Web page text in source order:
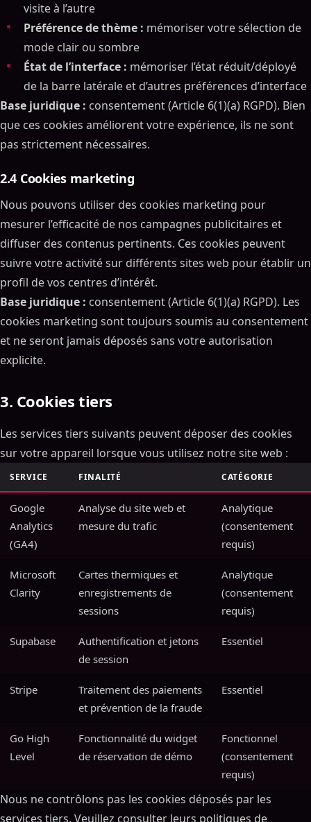
visite à l’autre
Préférence de thème : mémoriser votre sélection de
mode clair ou sombre
État de l’interface : mémoriser l’état réduit/déployé
de la barre latérale et d’autres préférences d’interface
Base juridique : consentement (Article 6(1)(a) RGPD). Bien
que ces cookies améliorent votre expérience, ils ne sont
pas strictement nécessaires.
2.4 Cookies marketing
Nous pouvons utiliser des cookies marketing pour
mesurer l’efficacité de nos campagnes publicitaires et
diffuser des contenus pertinents. Ces cookies peuvent
suivre votre activité sur différents sites web pour établir un
profil de vos centres d’intérêt.
Base juridique : consentement (Article 6(1)(a) RGPD). Les
cookies marketing sont toujours soumis au consentement
et ne seront jamais déposés sans votre autorisation
explicite.
3. Cookies tiers
Les services tiers suivants peuvent déposer des cookies
sur votre appareil lorsque vous utilisez notre site web :
SERVICE FINALITÉ CATÉGORIE
Google
Analytics
(GA4)
Analyse du site web et
mesure du trafic
Analytique
(consentement
requis)
Microsoft
Clarity
Cartes thermiques et
enregistrements de
sessions
Analytique
(consentement
requis)
Supabase
Authentification et jetons
de session
Essentiel
Stripe
Traitement des paiements
et prévention de la fraude
Essentiel
Go High
Level
Fonctionnalité du widget
de réservation de démo
Fonctionnel
(consentement
requis)
Nous ne contrôlons pas les cookies déposés par les
services tiers. Veuillez consulter leurs politiques de